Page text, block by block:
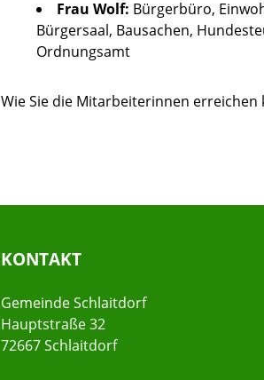
Frau Wolf: Bürgerbüro,
Bürgersaal, Bausachen,
Ordnungsamt
Wie Sie die Mitarbeiterinnen erreichen
KONTAKT
Gemeinde Schlaitdorf
Hauptstraße 32
72667 Schlaitdorf